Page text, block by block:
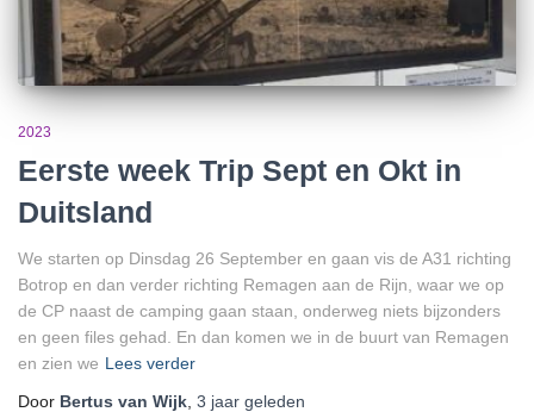
2023
Eerste week Trip Sept en Okt in
Duitsland
We starten op Dinsdag 26 September en gaan vis de A31 richting
Botrop en dan verder richting Remagen aan de Rijn, waar we op
de CP naast de camping gaan staan, onderweg niets bijzonders
en geen files gehad. En dan komen we in de buurt van Remagen
en zien we Lees verder
Door Bertus van Wijk 3 jaar geleden